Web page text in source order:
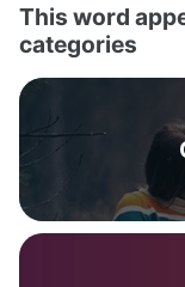
This word
categories